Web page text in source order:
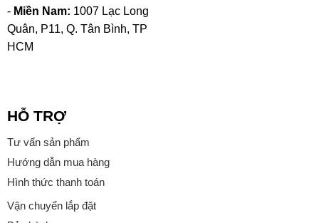
- Miền Nam: 1007 Lạc Long
Quân, P11, Q. Tân Bình, TP
HCM
HỖ TRỢ
Tư vấn sản phẩm
Hướng dẫn mua hàng
Hình thức thanh toán
Vận chuyển lắp đặt